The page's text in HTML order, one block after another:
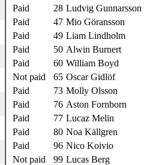
Paid
28 Ludvig Gunnarsson
Paid
47 Mio Göransson
Paid
49 Liam Lindholm
Paid
50 Alwin Burnert
Paid
60 William Boyd
Not paid
65 Oscar Gidlöf
Paid
73 Molly Olsson
Paid
76 Aston Fornborn
Paid
77 Lucaz Melin
Paid
80 Noa Källgren
Paid
96 Nico Koivio
Not paid
99 Lucas Berg